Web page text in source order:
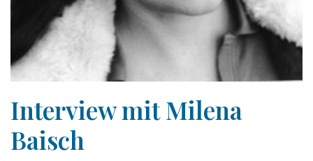
Interview mit Milena
Baisch